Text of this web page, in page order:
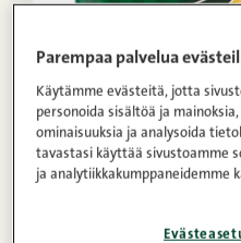
Parempaa palvelua
Käytämme evästeitä, jotta
personoida sisältöä ja
ominaisuuksia ja analysoida
tavastasi käyttää sivustoamme
ja analytiikkakumppaneidemme